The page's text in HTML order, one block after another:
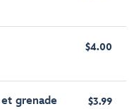
$4.00
grenade $3.99